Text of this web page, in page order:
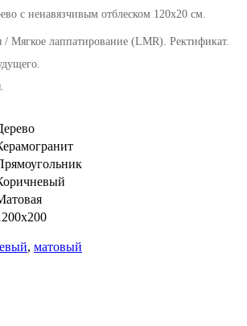
c ненавязчивым отблеском 120х20 см.
/ Мягкое лаппатирование (LMR). Ректификат.
, матовый